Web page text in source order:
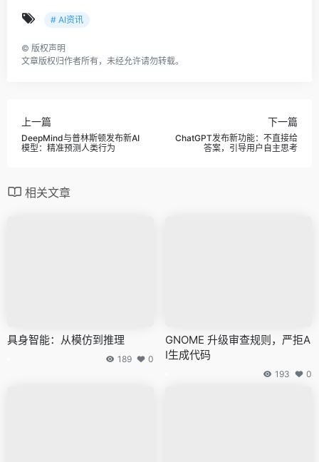
# AI资讯
© 版权声明
文章版权归作者所有，未经允许请勿转载。
上一篇
DeepMind与普林斯顿发布新AI
模型：精准预测人类行为
下一篇
ChatGPT发布新功能：不直接给
答案，引导用户自主思考
相关文章
具身智能：从模仿到推理
189 0
GNOME 升级审查规则，严拒A
I生成代码
193 0